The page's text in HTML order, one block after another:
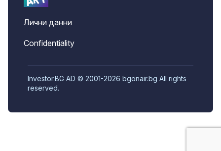
Лични данни
Confidentiality
Investor.BG AD © 2001-2026 bgonair.bg All rights
reserved.